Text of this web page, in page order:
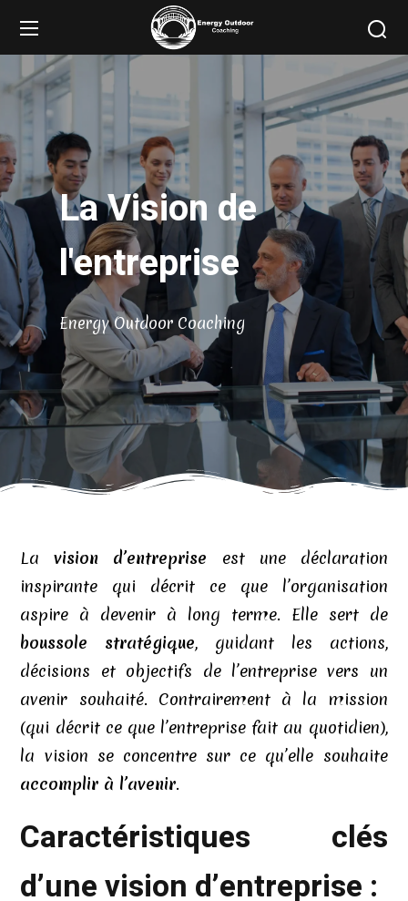
La Vision de
l'entreprise
Energy Outdoor Coaching
Lavision d’entreprise est une déclaration
inspirante qui décrit ce que l’organisation
aspire à devenir à long terme. Elle sert de
boussole stratégique, guidant les actions,
décisions et objectifs de l’entreprise vers un
avenir souhaité. Contrairement à la mission
(qui décrit ce que l’entreprise fait au quotidien),
la vision se concentre sur ce qu’elle souhaite
accomplir à l’avenir.
Caractéristiques clés
d’une vision d’entreprise :